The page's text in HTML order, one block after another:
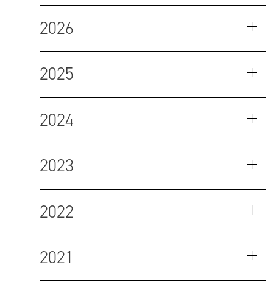
2026
2025
2024
2023
2022
2021